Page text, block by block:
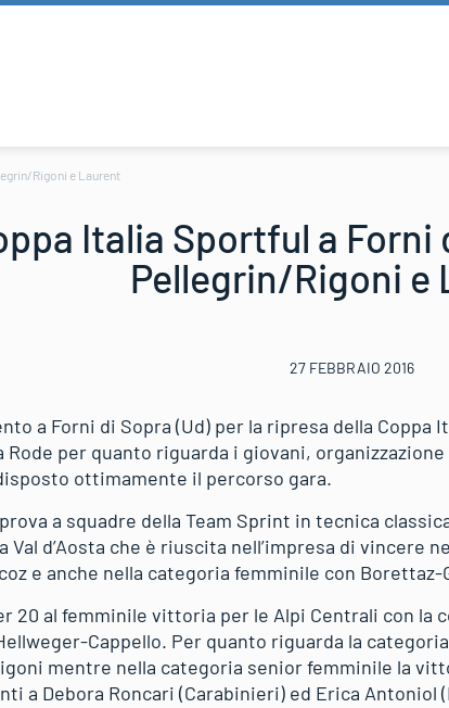
Rigoni e Laurent
Italia Sportful a
Pellegrin/Rigoni e
27 FEBBRAIO 2016
a Forni di Sopra (Ud) per la ripresa della
Rode per quanto riguarda i giovani,
ottimamente il percorso gara.
a squadre della Team Sprint in tecnica
Val d’Aosta che è riuscita nell’impresa di vincere
e anche nella categoria femminile con Borettaz-
20 al femminile vittoria per le Alpi Centrali con la
Cappello. Per quanto riguarda la
mentre nella categoria senior femminile la
a Debora Roncari (Carabinieri) ed Erica Antoniol